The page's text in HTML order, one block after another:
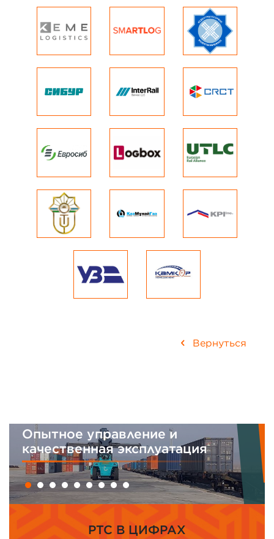
Вернуться
Интегрированная система
менеджмента
PTC В ЦИФРАХ